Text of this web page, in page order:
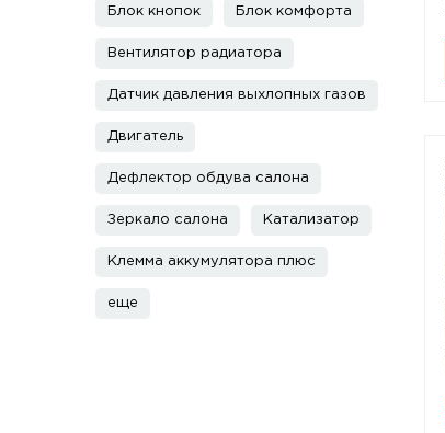
Блок кнопок Блок комфорта
Вентилятор радиатора
Датчик давления выхлопных газов
Двигатель
Дефлектор обдува салона
Зеркало салона Катализатор
Клемма аккумулятора плюс
еще